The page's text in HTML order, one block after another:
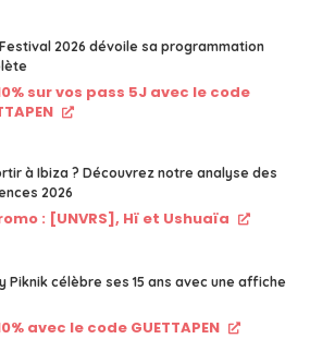
2026 dévoile sa programmation
sur vos pass 5J avec le code
à Ibiza ? Découvrez notre analyse des
2026
: [UNVRS], Hï et Ushuaïa
Piknik célèbre ses 15 ans avec une affiche
avec le code GUETTAPEN